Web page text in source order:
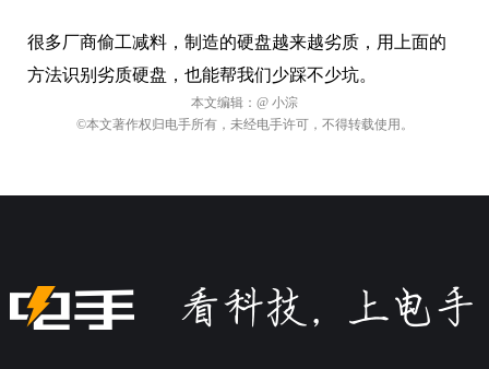
很多厂商偷工减料，制造的硬盘越来越劣质，用上面的
方法识别劣质硬盘，也能帮我们少踩不少坑。
本文编辑： @ 小淙
©本文著作权归电手所有，未经电手许可，不得转载使用。